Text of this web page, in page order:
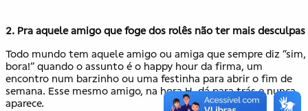
2. Pra aquele amigo que foge dos rolês não ter mais desculpas
Todo mundo tem aquele amigo ou amiga que sempre diz “sim,
bora!” quando o assunto é o happy hour da firma, um
encontro num barzinho ou uma festinha para abrir o fim de
semana. Esse mesmo amigo, na hora H, dá para trás e nunca
aparece.